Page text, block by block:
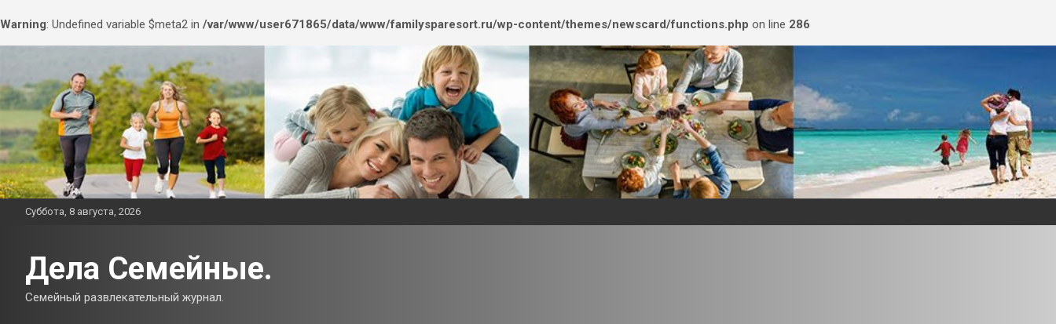
Warning: Undefined variable $meta2 in /var/www/user671865/data/www/familysparesort.ru/wp-content/themes/newscard/functions.php on line 286
содержимому
Суббота, 8 августа, 2026
Дела Семейные.
Семейный развлекательный журнал.